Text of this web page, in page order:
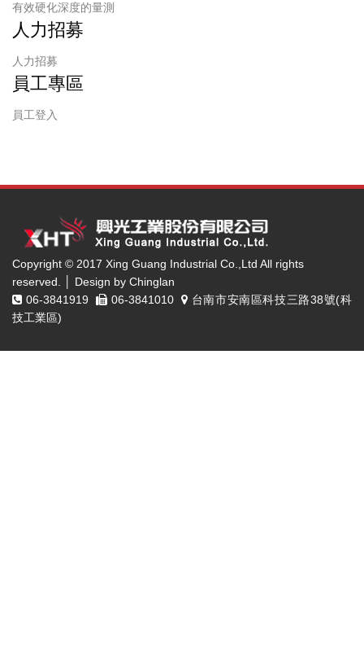
有效硬化深度的量測
人力招募
人力招募
員工專區
員工登入
Copyright © 2017 Xing Guang Industrial Co.,Ltd All rights
reserved. │ Design by Chinglan
06-3841919
06-3841010
台南市安南區科技三路38號(科
技工業區)